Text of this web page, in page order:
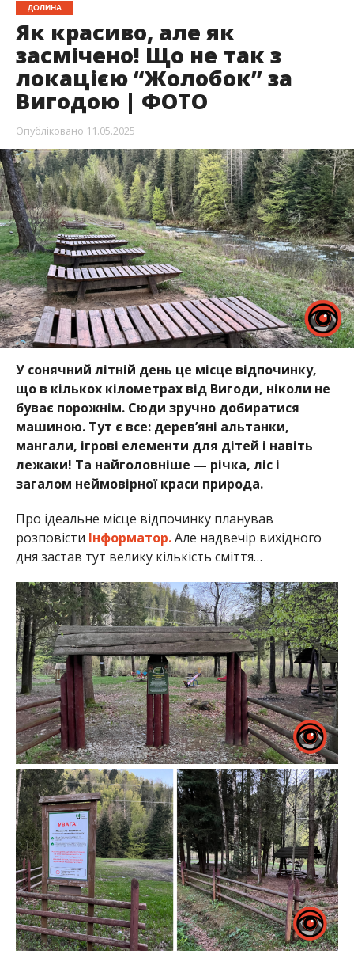
ДОЛИНА
Як красиво, але як
засмічено! Що не так з
локацією “Жолобок” за
Вигодою | ФОТО
Опубліковано 11.05.2025
У сонячний літній день це місце відпочинку,
що в кількох кілометрах від Вигоди, ніколи не
буває порожнім. Сюди зручно добиратися
машиною. Тут є все: дерев’яні альтанки,
мангали, ігрові елементи для дітей і навіть
лежаки! Та найголовніше — річка, ліс і
загалом неймовірної краси природа.
Про ідеальне місце відпочинку планував
розповісти Інформатор.Але надвечір вихідного
дня застав тут велику кількість сміття…